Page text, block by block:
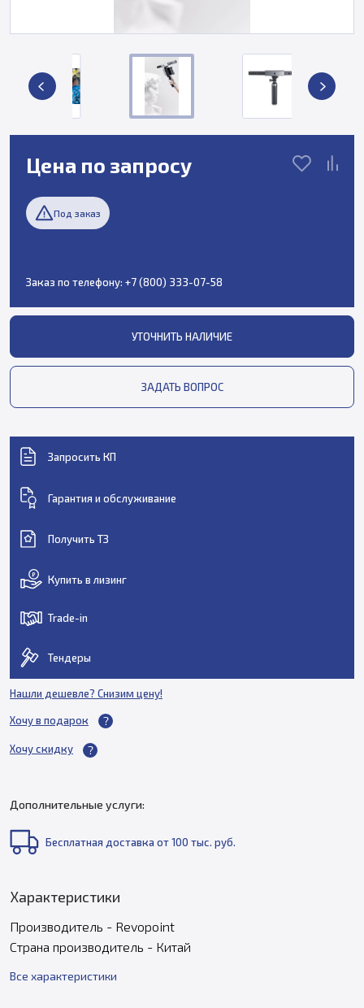
Цена по запросу
Под заказ
Заказ по телефону: +7 (800) 333-07-58
УТОЧНИТЬ НАЛИЧИЕ
ЗАДАТЬ ВОПРОС
Запросить КП
Гарантия и обслуживание
Получить ТЗ
Купить в лизинг
Trade-in
Тендеры
Нашли дешевле? Снизим цену!
Хочу в подарок
Хочу скидку
Дополнительные услуги:
Бесплатная доставка от 100 тыс. руб.
Характеристики
Производитель - Revopoint
Страна производитель - Китай
Все характеристики